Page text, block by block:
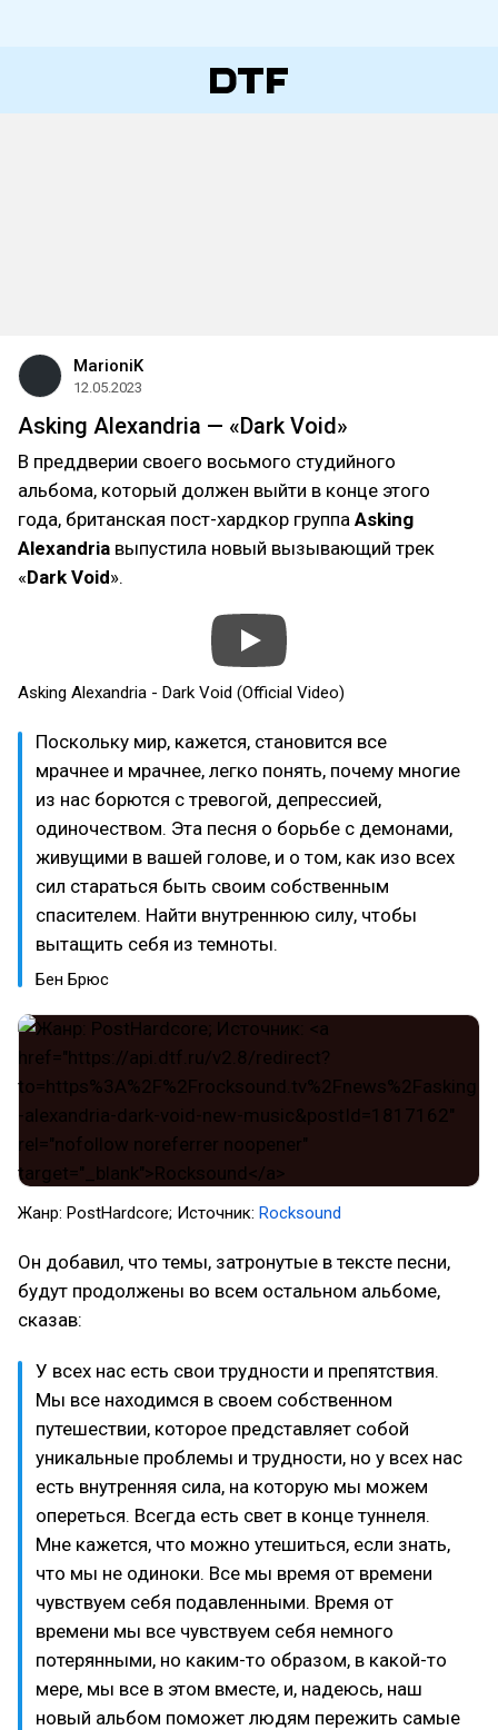
MarioniK
12.05.2023
Asking Alexandria — «Dark Void»
В преддверии своего восьмого студийного
альбома, который должен выйти в конце этого
года, британская пост-хардкор группа Asking
Alexandria выпустила новый вызывающий трек
«Dark Void».
Asking Alexandria - Dark Void (Official Video)
Поскольку мир, кажется, становится все
мрачнее и мрачнее, легко понять, почему многие
из нас борются с тревогой, депрессией,
одиночеством. Эта песня о борьбе с демонами,
живущими в вашей голове, и о том, как изо всех
сил стараться быть своим собственным
спасителем. Найти внутреннюю силу, чтобы
вытащить себя из темноты.
Бен Брюс
Жанр: PostHardcore; Источник: Rocksound
Он добавил, что темы, затронутые в тексте песни,
будут продолжены во всем остальном альбоме,
сказав:
У всех нас есть свои трудности и препятствия.
Мы все находимся в своем собственном
путешествии, которое представляет собой
уникальные проблемы и трудности, но у всех нас
есть внутренняя сила, на которую мы можем
опереться. Всегда есть свет в конце туннеля.
Мне кажется, что можно утешиться, если знать,
что мы не одиноки. Все мы время от времени
чувствуем себя подавленными. Время от
времени мы все чувствуем себя немного
потерянными, но каким-то образом, в какой-то
мере, мы все в этом вместе, и, надеюсь, наш
новый альбом поможет людям пережить самые